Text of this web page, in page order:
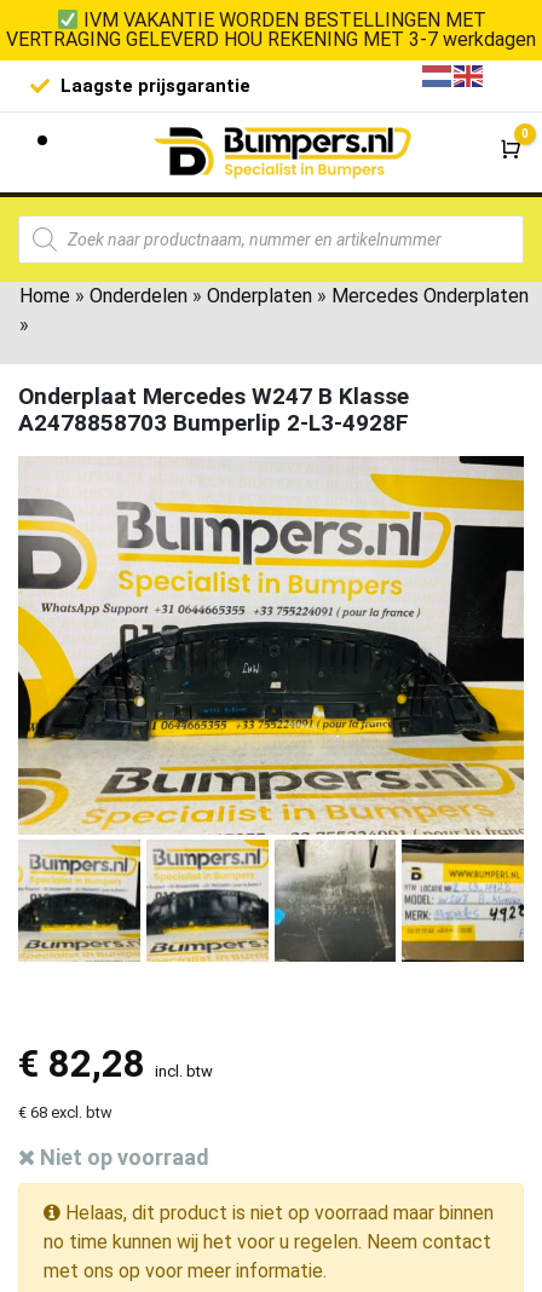
IVM VAKANTIE WORDEN BESTELLINGEN MET
VERTRAGING GELEVERD HOU REKENING MET 3-7 werkdagen
Laagste prijsgarantie De
0
Home » Onderdelen » Onderplaten » Mercedes Onderplaten
»
Onderplaat Mercedes W247 B Klasse
A2478858703 Bumperlip 2-L3-4928F
€ 82,28 incl. btw
€ 68 excl. btw
Niet op voorraad
Helaas, dit product is niet op voorraad maar binnen
no time kunnen wij het voor u regelen. Neem contact
met ons op voor meer informatie.